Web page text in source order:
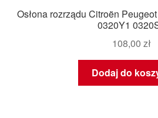
Osłona rozrządu Citroën
0320Y1
108,00 zł
Dodaj do